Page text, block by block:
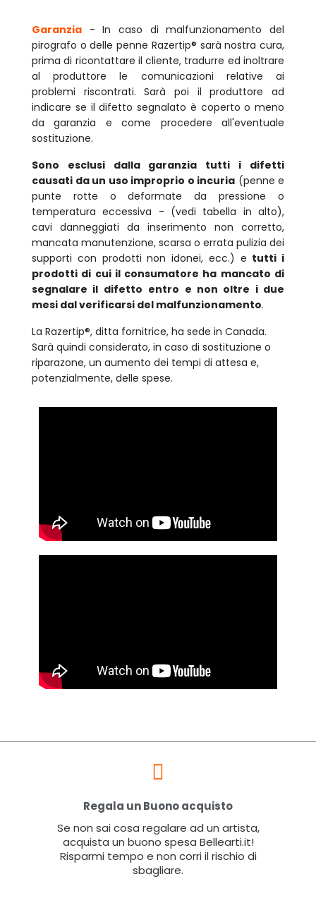
Garanzia - In caso di malfunzionamento del
pirografo o delle penne Razertip® sarà nostra cura,
prima di ricontattare il cliente, tradurre ed inoltrare
al produttore le comunicazioni relative ai
problemi riscontrati. Sarà poi il produttore ad
indicare se il difetto segnalato è coperto o meno
da garanzia e come procedere all'eventuale
sostituzione.
Sono esclusi dalla garanzia tutti i difetti
causati da un uso improprio o incuria (penne e
punte rotte o deformate da pressione o
temperatura eccessiva - (vedi tabella in alto),
cavi danneggiati da inserimento non corretto,
mancata manutenzione, scarsa o errata pulizia dei
supporti con prodotti non idonei, ecc.) e tutti i
prodotti di cui il consumatore ha mancato di
segnalare il difetto entro e non oltre i due
mesi dal verificarsi del malfunzionamento.
La Razertip®, ditta fornitrice, ha sede in Canada.
Sarà quindi considerato, in caso di sostituzione o
riparazone, un aumento dei tempi di attesa e,
potenzialmente, delle spese.
Regala un Buono acquisto
Se non sai cosa regalare ad un artista,
acquista un buono spesa Bellearti.it!
Risparmi tempo e non corri il rischio di
sbagliare.